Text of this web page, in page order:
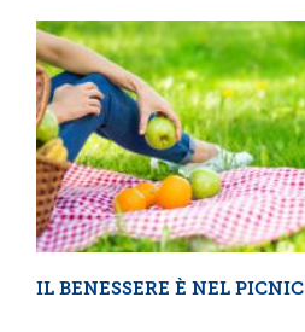
IL BENESSERE È NEL PICNIC